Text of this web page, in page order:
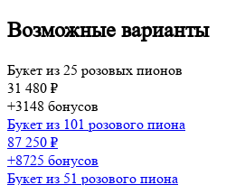
Возможные варианты
Букет из 25 розовых пионов
31 480 ₽
+3148 бонусов
Букет из 101 розового пиона
87 250 ₽
+8725 бонусов
Букет из 51 розового пиона